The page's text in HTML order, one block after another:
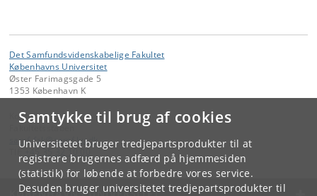
Samtykke til brug af cookies
Universitetet bruger tredjepartsprodukter til at
registrere brugernes adfærd på hjemmesiden
(statistik) for løbende at forbedre vores service.
Desuden bruger universitetet tredjepartsprodukter til
Det Samfundsvidenskabelige Fakultet
Københavns Universitet
Øster Farimagsgade 5
1353 København K
Kontakt:
Fakultetsstaben
samf-fak @samf.ku.dk